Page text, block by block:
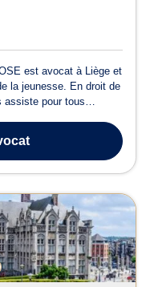
est avocat à Liège et
la jeunesse. En droit de
assiste pour tous
matrimonial, aux